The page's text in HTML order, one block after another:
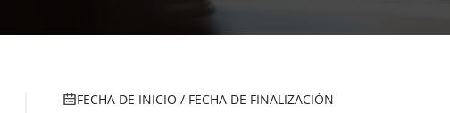
FECHA DE INICIO / FECHA DE FINALIZACIÓN